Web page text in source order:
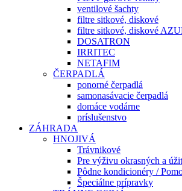
ventilové šachty
filtre sitkové, diskové
filtre sitkové, diskové
DOSATRON
IRRITEC
NETAFIM
ČERPADLÁ
ponorné čerpadlá
samonasávacie čerpadlá
domáce vodárne
príslušenstvo
ZÁHRADA
HNOJIVÁ
Trávnikové
Pre výživu okrasných a
Pôdne kondicionéry /
Špeciálne prípravky